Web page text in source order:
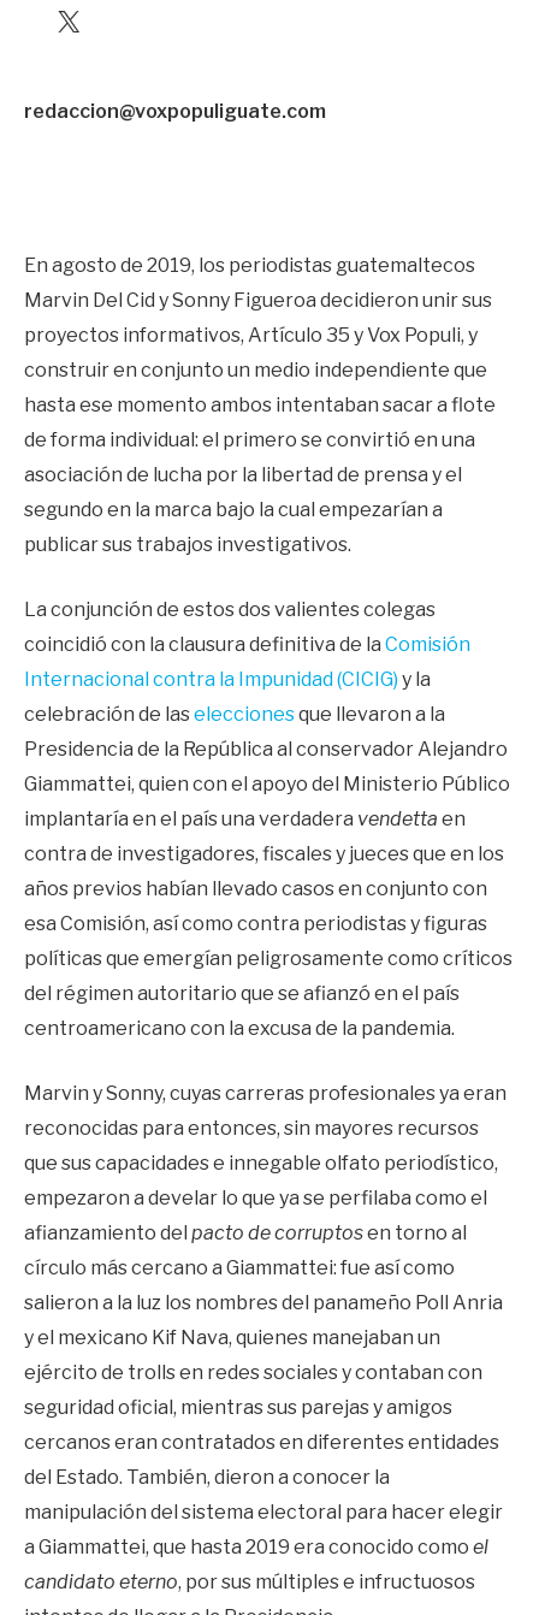
X
redaccion@voxpopuliguate.com
En agosto de 2019, los periodistas guatemaltecos
Marvin Del Cid y Sonny Figueroa decidieron unir sus
proyectos informativos, Artículo 35 y Vox Populi, y
construir en conjunto un medio independiente que
hasta ese momento ambos intentaban sacar a flote
de forma individual: el primero se convirtió en una
asociación de lucha por la libertad de prensa y el
segundo en la marca bajo la cual empezarían a
publicar sus trabajos investigativos.
La conjunción de estos dos valientes colegas
coincidió con la clausura definitiva de la Comisión
Internacional contra la Impunidad (CICIG) y la
celebración de laseleccionesque llevaron a la
Presidencia de la República al conservador Alejandro
Giammattei, quien con el apoyo del Ministerio Público
implantaría en el país una verdadera vendetta en
contra de investigadores, fiscales y jueces que en los
años previos habían llevado casos en conjunto con
esa Comisión, así como contra periodistas y figuras
políticas que emergían peligrosamente como críticos
del régimen autoritario que se afianzó en el país
centroamericano con la excusa de la pandemia.
Marvin y Sonny, cuyas carreras profesionales ya eran
reconocidas para entonces, sin mayores recursos
que sus capacidades e innegable olfato periodístico,
empezaron a develar lo que ya se perfilaba como el
afianzamiento del pacto de corruptosen torno al
círculo más cercano a Giammattei: fue así como
salieron a la luz los nombres del panameño Poll Anria
y el mexicano Kif Nava, quienes manejaban un
ejército de trolls en redes sociales y contaban con
seguridad oficial, mientras sus parejas y amigos
cercanos eran contratados en diferentes entidades
del Estado. También, dieron a conocer la
manipulación del sistema electoral para hacer elegir
a Giammattei, que hasta 2019 era conocido como el
candidato eterno, por sus múltiples e infructuosos